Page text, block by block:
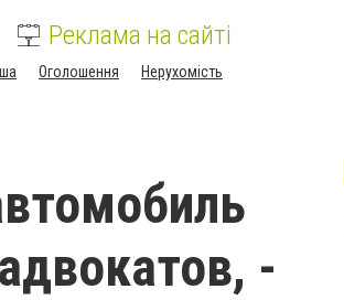
Реклама на сайті
Оголошення Нерухомість
-